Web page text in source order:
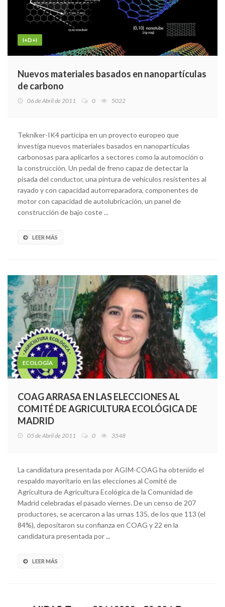
I+D+I
Nuevos materiales basados en nanopartículas
de carbono
06 de Abril de 2011 0 5022
Tekniker-IK4 participa en un proyecto europeo que
investiga nuevos materiales basados en nanopartículas
carbonosas para aplicarlos a sectores como la automoción o
la construcción. Un pedal de freno capaz de detectar la
pisada del conductor, una pintura de vehículos resistentes al
rayado y con capacidad autorreparadora, componentes de
motor con capacidad de autolubricación, un panel de
construcción de bajo coste ...
LEER MÁS
ECOLOGÍA
COAG ARRASA EN LAS ELECCIONES AL
COMITÉ DE AGRICULTURA ECOLÓGICA DE
MADRID
05 de Abril de 2011 0 3548
La candidatura presentada por AGIM-COAG ha obtenido el
respaldo mayoritario en las elecciones al Comité de
Agricultura de Agricultura Ecológica de la Comunidad de
Madrid celebradas el pasado viernes. De un censo de 207
productores, se acercaron a las urnas 135, de los que 113 (el
84%), depositaron su confianza en COAG y 22 en la
candidatura presentada por ...
LEER MÁS